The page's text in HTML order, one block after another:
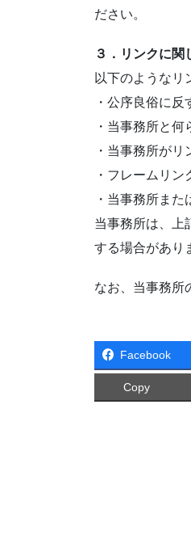
ださい。
３．リンクに関
以下のようなリ
・公序良俗に
・当事務所と
・当事務所が
・フレームリ
・当事務所ま
当事務所は、上
する場合があり
なお、当事務所
Facebook
Copy